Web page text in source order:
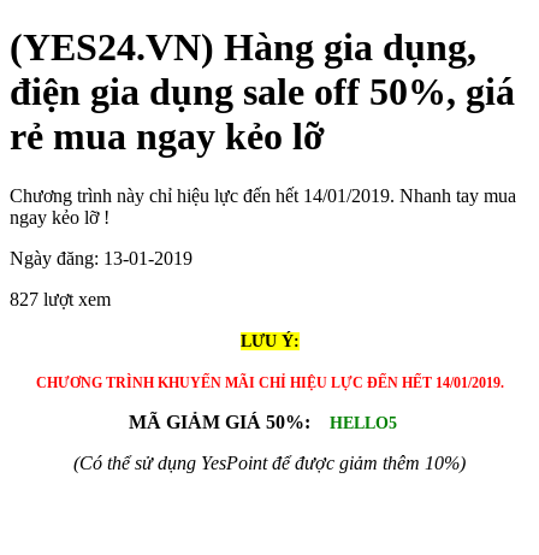
(YES24.VN) Hàng gia dụng,
điện gia dụng sale off 50%, giá
rẻ mua ngay kẻo lỡ
Chương trình này chỉ hiệu lực đến hết 14/01/2019. Nhanh tay mua
ngay kẻo lỡ !
Ngày đăng: 13-01-2019
827 lượt xem
LƯU Ý:
CHƯƠNG TRÌNH KHUYẾN MÃI CHỈ HIỆU LỰC ĐẾN HẾT 14/01/2019.
MÃ GIẢM GIÁ 50%: HELLO5
(Có thể sử dụng YesPoint để được giảm thêm 10%)